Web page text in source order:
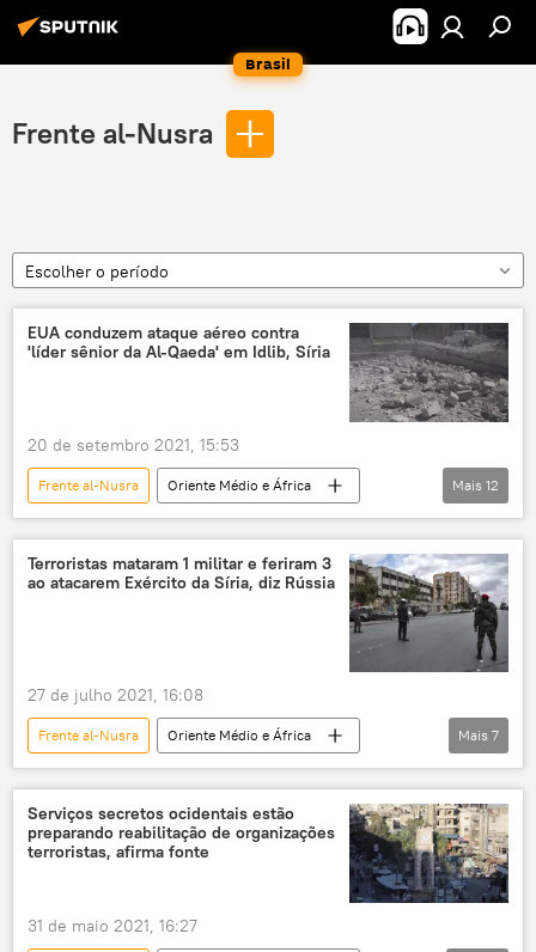
Brasil
Frente al-Nusra
Escolher o período
EUA conduzem ataque aéreo contra
'líder sênior da Al-Qaeda' em Idlib, Síria
20 de setembro 2021, 15:53
Frente al-Nusra
Oriente Médio e África
Mundo
Notícias
Al-Qaeda
John Kirby
SITE Intelligence Group
Tahrir al-Sham
Mais 12
Terroristas mataram 1 militar e feriram 3
ao atacarem Exército da Síria, diz Rússia
27 de julho 2021, 16:08
Frente al-Nusra
Oriente Médio e África
Mundo
Notícias
Exército da Síria
Aleppo
Forças Armadas
Forças Armadas da Turquia
Síria
Mais 7
Serviços secretos ocidentais estão
preparando reabilitação de organizações
terroristas, afirma fonte
31 de maio 2021, 16:27